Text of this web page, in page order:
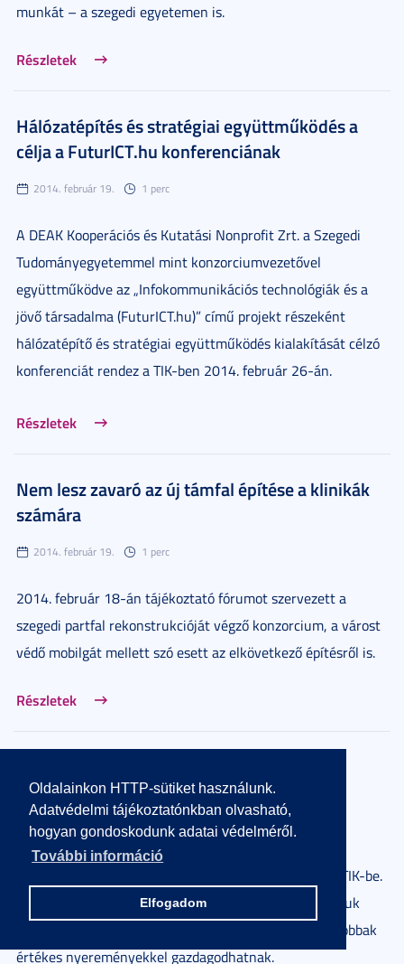
Oldalainkon HTTP-sütiket használunk.
Adatvédelmi tájékoztatónkban olvasható,
hogyan gondoskodunk adatai védelméről.
További információ
Elfogadom
munkát – a szegedi egyetemen is.
Részletek
Hálózatépítés és stratégiai együttműködés a
célja a FuturICT.hu konferenciának
2014. február 19. 1 perc
A DEAK Kooperációs és Kutatási Nonprofit Zrt. a Szegedi
Tudományegyetemmel mint konzorciumvezetővel
együttműködve az „Infokommunikációs technológiák és a
jövő társadalma (FuturICT.hu)” című projekt részeként
hálózatépítő és stratégiai együttműködés kialakítását célzó
konferenciát rendez a TIK-ben 2014. február 26-án.
Részletek
Nem lesz zavaró az új támfal építése a klinikák
számára
2014. február 19. 1 perc
2014. február 18-án tájékoztató fórumot szervezett a
szegedi partfal rekonstrukcióját végző konzorcium, a várost
védő mobilgát mellett szó esett az elkövetkező építésről is.
Részletek
konfliktusokról
2014. február 18. 2 perc
Az EgyKör2 roadshow 2014. február 26-án érkezik a TIK-be.
A hallgatóknak háromfős csapatokban kell feldolgozniuk
egy-egy helyi környezeti konfliktus témakörét. A legjobbak
értékes nyereményekkel gazdagodhatnak.